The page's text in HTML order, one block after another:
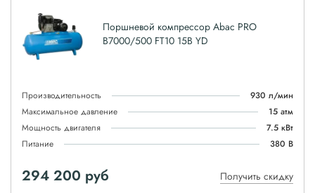
Поршневой компрессор Abac PRO
B7000/500 FT10 15B YD
Производительность
930 л/мин
Максимальное давление
15 атм
Мощность двигателя
7.5 кВт
Питание
380 В
294 200 руб Получить скидку